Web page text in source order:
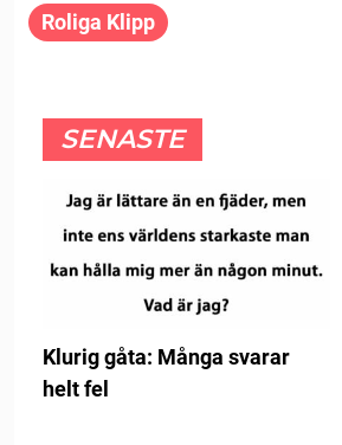
Roliga Klipp
SENASTE
Klurig gåta: Många svarar
helt fel